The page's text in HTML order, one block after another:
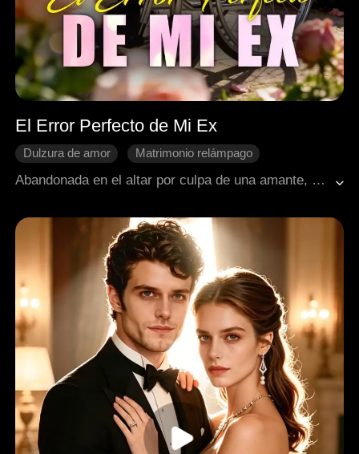
El Error Perfecto de Mi Ex
Dulzura de amor
Matrimonio relámpago
Abandonada en el altar por culpa de una amante, Linsey decide casarse impulsivamente con el primer hombre que encuentra afuera, quien resulta ser el magnate más poderoso de la ciudad.